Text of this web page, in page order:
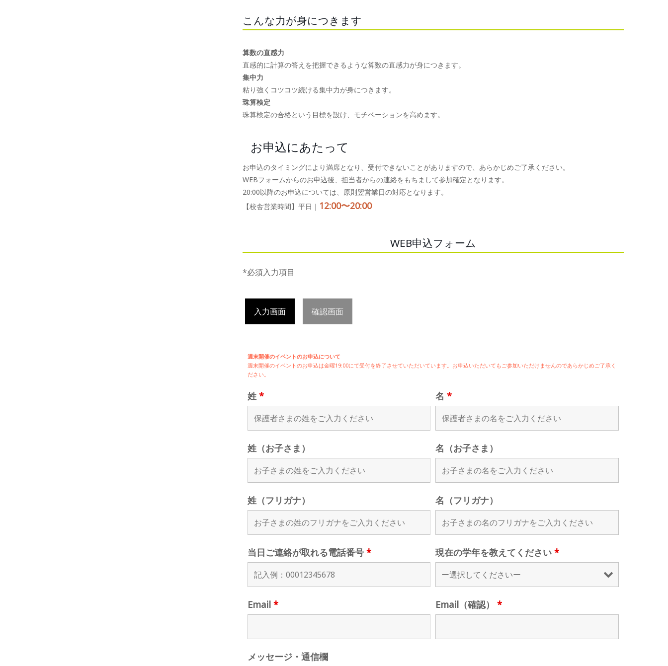
こんな力が身につきます
算数の直感力
直感的に計算の答えを把握できるような算数の直感力が身につきます。
集中力
粘り強くコツコツ続ける集中力が身につきます。
珠算検定
珠算検定の合格という目標を設け、モチベーションを高めます。
お申込にあたって
お申込のタイミングにより満席となり、受付できないことがありますので、あらかじめご了承ください。
WEBフォームからのお申込後、担当者からの連絡をもちまして参加確定となります。
20:00以降のお申込については、原則翌営業日の対応となります。
【校舎営業時間】平日｜ 12:00〜20:00
WEB申込フォーム
*必須入力項目
入力画面 確認画面
週末開催のイベントのお申込について
週末開催のイベントのお申込は金曜19:00にて受付を終了させていただいています。お申込いただいてもご参加いただけませんのであらかじめご了承く
ださい。
姓 * 名*
姓（お子さま） 名（お子さま）
姓（フリガナ） 名（フリガナ）
当日ご連絡が取れる電話番号 * 現在の学年を教えてください*
Email * Email（確認）*
メッセージ・通信欄